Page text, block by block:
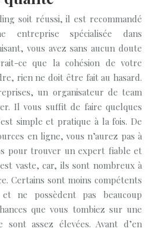
soit réussi, il est recommandé
spécialisée dans
vous avez sans aucun doute
ce que la cohésion de votre
rien ne doit être fait au hasard.
un organisateur de team
Il vous suffit de faire quelques
simple et pratique à la fois. De
en ligne, vous n’aurez pas à
pour trouver un expert fiable et
vaste, car, ils sont nombreux à
Certains sont moins compétents
ne possèdent pas beaucoup
que vous tombiez sur une
sont assez élevées. Avant d’en